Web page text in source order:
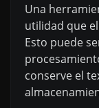
Una
utilidad que
Esto puede
conserve el